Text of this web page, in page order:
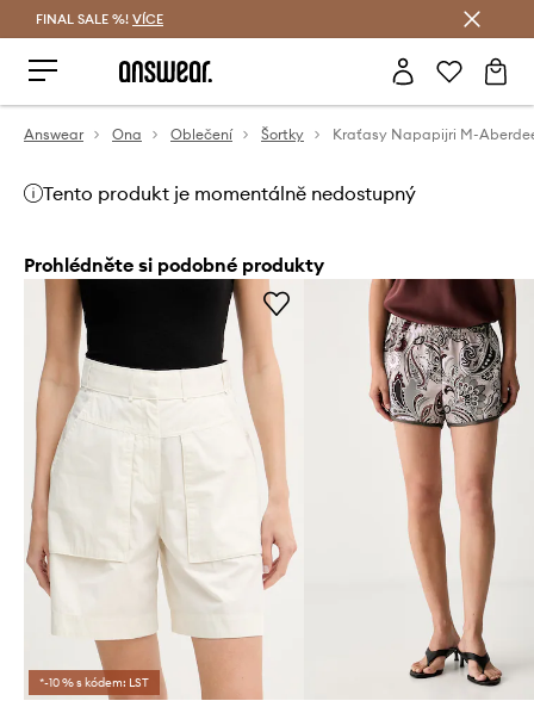
FINAL SALE %! VÍCE
Answear Ona Oblečení Šortky Kraťasy Napapijri M-
Tento produkt je momentálně nedostupný
Prohlédněte si podobné produkty
*-10 % s kódem: LST